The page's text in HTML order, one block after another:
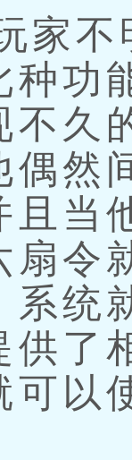
不
种功
不久
偶然
且当
扇令
系统
供了
可以